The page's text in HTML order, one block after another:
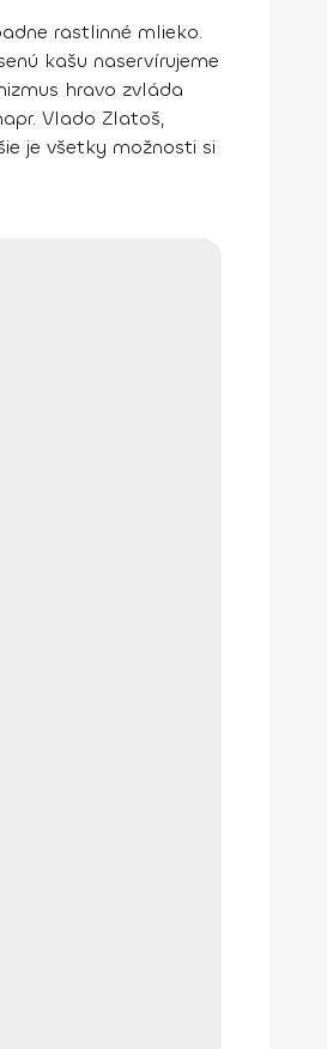
rastlinné mlieko.
kašu naservírujeme
hravo zvláda
Vlado Zlatoš,
je všetky možnosti si